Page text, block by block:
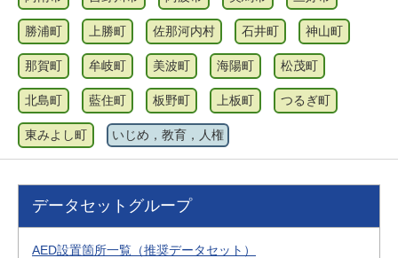
勝浦町 上勝町 佐那河内村 石井町 神山町
那賀町 牟岐町 美波町 海陽町 松茂町
北島町 藍住町 板野町 上板町 つるぎ町
東みよし町 いじめ，教育，人権
データセットグループ
AED設置箇所一覧（推奨データセット）